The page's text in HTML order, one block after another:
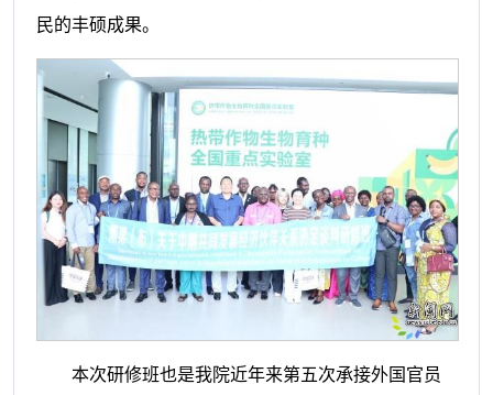
民的丰硕成果。
本次研修班也是我院近年来第五次承接外国官员